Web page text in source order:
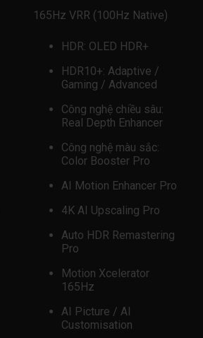
165Hz VRR (100Hz Native)
HDR: OLED HDR+
HDR10+: Adaptive /
Gaming / Advanced
Công nghệ chiều sâu:
Real Depth Enhancer
Công nghệ màu sắc:
Color Booster Pro
AI Motion Enhancer Pro
4K AI Upscaling Pro
Auto HDR Remastering
Pro
Motion Xcelerator
165Hz
AI Picture / AI
Customisation